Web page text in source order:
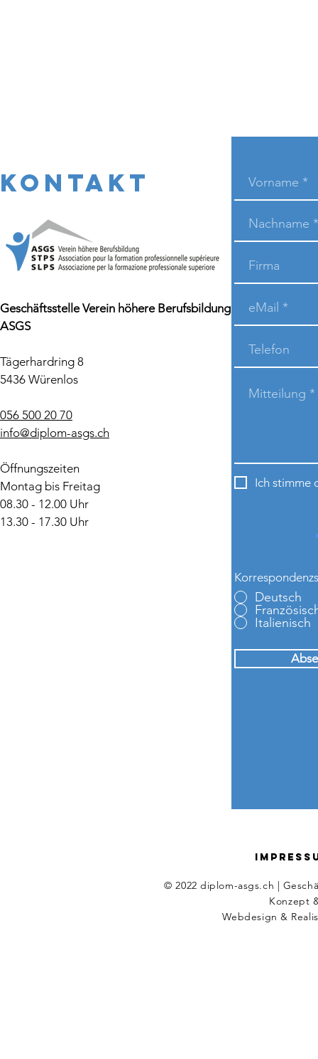
KONTAKT
Geschäftsstelle Verein höhere Berufsbildung
ASGS
Tägerhardring 8
5436 Würenlos
056 500 20 70
info@diplom-asgs.ch
Öffnungszeiten
Montag bis Freitag
08.30 - 12.00 Uhr
13.30 - 17.30 Uhr
Ich stimme
Deutsch
Italienisch
© 2022 diplom-asgs.ch |
Konzept
Webdesign &